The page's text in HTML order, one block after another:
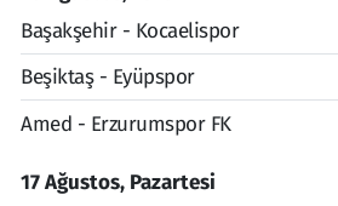
Başakşehir - Kocaelispor
Beşiktaş - Eyüpspor
Amed - Erzurumspor FK
17 Ağustos, Pazartesi